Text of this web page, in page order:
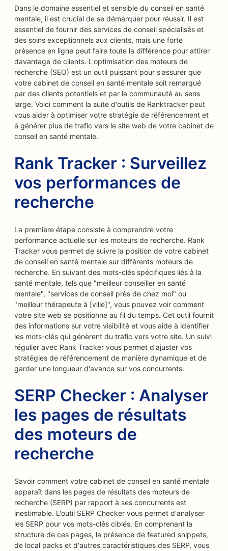
Dans le domaine essentiel et sensible du conseil en santé
mentale, il est crucial de se démarquer pour réussir. Il est
essentiel de fournir des services de conseil spécialisés et
des soins exceptionnels aux clients, mais une forte
présence en ligne peut faire toute la différence pour attirer
davantage de clients. L'optimisation des moteurs de
recherche (SEO) est un outil puissant pour s'assurer que
votre cabinet de conseil en santé mentale soit remarqué
par des clients potentiels et par la communauté au sens
large. Voici comment la suite d'outils de Ranktracker peut
vous aider à optimiser votre stratégie de référencement et
à générer plus de trafic vers le site web de votre cabinet de
conseil en santé mentale.
Rank Tracker : Surveillez
vos performances de
recherche
La première étape consiste à comprendre votre
performance actuelle sur les moteurs de recherche. Rank
Tracker vous permet de suivre la position de votre cabinet
de conseil en santé mentale sur différents moteurs de
recherche. En suivant des mots-clés spécifiques liés à la
santé mentale, tels que "meilleur conseiller en santé
mentale", "services de conseil près de chez moi" ou
"meilleur thérapeute à [ville]", vous pouvez voir comment
votre site web se positionne au fil du temps. Cet outil fournit
des informations sur votre visibilité et vous aide à identifier
les mots-clés qui génèrent du trafic vers votre site. Un suivi
régulier avec Rank Tracker vous permet d'ajuster vos
stratégies de référencement de manière dynamique et de
garder une longueur d'avance sur vos concurrents.
SERP Checker : Analyser
les pages de résultats
des moteurs de
recherche
Savoir comment votre cabinet de conseil en santé mentale
apparaît dans les pages de résultats des moteurs de
recherche (SERP) par rapport à ses concurrents est
inestimable. L'outil SERP Checker vous permet d'analyser
les SERP pour vos mots-clés ciblés. En comprenant la
structure de ces pages, la présence de featured snippets,
de local packs et d'autres caractéristiques des SERP, vous